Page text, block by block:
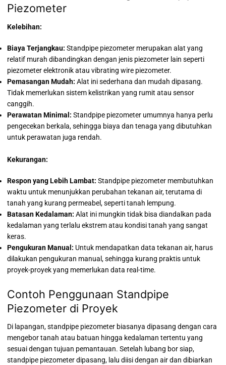
Piezometer
Kelebihan:
Biaya Terjangkau: Standpipe piezometer merupakan alat yang
relatif murah dibandingkan dengan jenis piezometer lain seperti
piezometer elektronik atau vibrating wire piezometer.
Pemasangan Mudah: Alat ini sederhana dan mudah dipasang.
Tidak memerlukan sistem kelistrikan yang rumit atau sensor
canggih.
Perawatan Minimal: Standpipe piezometer umumnya hanya perlu
pengecekan berkala, sehingga biaya dan tenaga yang dibutuhkan
untuk perawatan juga rendah.
Kekurangan:
Respon yang Lebih Lambat: Standpipe piezometer membutuhkan
waktu untuk menunjukkan perubahan tekanan air, terutama di
tanah yang kurang permeabel, seperti tanah lempung.
Batasan Kedalaman: Alat ini mungkin tidak bisa diandalkan pada
kedalaman yang terlalu ekstrem atau kondisi tanah yang sangat
keras.
Pengukuran Manual: Untuk mendapatkan data tekanan air, harus
dilakukan pengukuran manual, sehingga kurang praktis untuk
proyek-proyek yang memerlukan data real-time.
Contoh Penggunaan Standpipe
Piezometer di Proyek
Di lapangan, standpipe piezometer biasanya dipasang dengan cara
mengebor tanah atau batuan hingga kedalaman tertentu yang
sesuai dengan tujuan pemantauan. Setelah lubang bor siap,
standpipe piezometer dipasang, lalu diisi dengan air dan dibiarkan